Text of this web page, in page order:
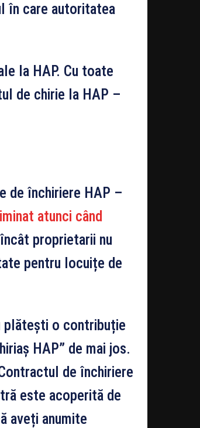
în care autoritatea
la HAP. Cu toate
de chirie la HAP –
de închiriere HAP –
atunci când
proprietarii nu
pentru locuițe de
o contribuție
HAP” de mai jos.
de închiriere
este acoperită de
aveți anumite